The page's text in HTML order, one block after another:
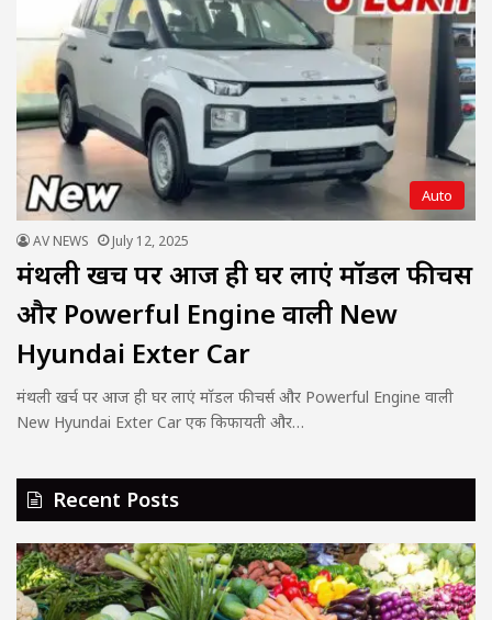
Auto
AV NEWS July 12, 2025
मंथली खर्च पर आज ही घर लाएं मॉडल फीचर्स
और Powerful Engine वाली New
Hyundai Exter Car
मंथली खर्च पर आज ही घर लाएं मॉडल फीचर्स और Powerful Engine वाली
New Hyundai Exter Car एक किफायती और…
Recent Posts